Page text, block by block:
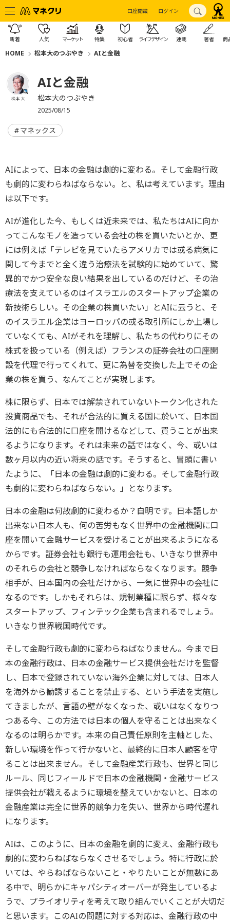
口座開設 ログイン
新着 人気 マーケット 特集 初心者 ライフデザイン 連載 著者 商
HOME 松本大のつぶやき AIと金融
松本 大
AIと金融
松本大のつぶやき
2025/08/15
マネックス
AIによって、日本の金融は劇的に変わる。そして金融行政
も劇的に変わらねばならない。と、私は考えています。理由
は以下です。
AIが進化した今、もしくは近未来では、私たちはAIに向か
ってこんなモノを造っている会社の株を買いたいとか、更
には例えば「テレビを見ていたらアメリカでは或る病気に
関して今までと全く違う治療法を試験的に始めていて、驚
異的でかつ安全な良い結果を出しているのだけど、その治
療法を支えているのはイスラエルのスタートアップ企業の
新技術らしい。その企業の株買いたい」とAIに云うと、そ
のイスラエル企業はヨーロッパの或る取引所にしか上場し
ていなくても、AIがそれを理解し、私たちの代わりにその
株式を扱っている（例えば）フランスの証券会社の口座開
設を代理で行ってくれて、更に為替を交換した上でその企
業の株を買う、なんてことが実現します。
株に限らず、日本では解禁されていないトークン化された
投資商品でも、それが合法的に買える国に於いて、日本国
法的にも合法的に口座を開けるなどして、買うことが出来
るようになります。それは未来の話ではなく、今、或いは
数ヶ月以内の近い将来の話です。そうすると、冒頭に書い
たように、「日本の金融は劇的に変わる。そして金融行政
も劇的に変わらねばならない。」となります。
日本の金融は何故劇的に変わるか？自明です。日本語しか
出来ない日本人も、何の苦労もなく世界中の金融機関に口
座を開いて金融サービスを受けることが出来るようになる
からです。証券会社も銀行も運用会社も、いきなり世界中
のそれらの会社と競争しなければならなくなります。競争
相手が、日本国内の会社だけから、一気に世界中の会社に
なるのです。しかもそれらは、規制業種に限らず、様々な
スタートアップ、フィンテック企業も含まれるでしょう。
いきなり世界戦国時代です。
そして金融行政も劇的に変わらねばなりません。今まで日
本の金融行政は、日本の金融サービス提供会社だけを監督
し、日本で登録されていない海外企業に対しては、日本人
を海外から勧誘することを禁止する、という手法を実施し
てきましたが、言語の壁がなくなった、或いはなくなりつ
つある今、この方法では日本の個人を守ることは出来なく
なるのは明らかです。本来の自己責任原則を主軸とした、
新しい環境を作って行かないと、最終的に日本人顧客を守
ることは出来ません。そして金融産業行政も、世界と同じ
ルール、同じフィールドで日本の金融機関・金融サービス
提供会社が戦えるように環境を整えていかないと、日本の
金融産業は完全に世界的競争力を失い、世界から時代遅れ
になります。
AIは、このように、日本の金融を劇的に変え、金融行政も
劇的に変わらねばならなくさせるでしょう。特に行政に於
いては、やらねばならないこと・やりたいことが無数にあ
る中で、明らかにキャパシティオーバーが発生しているよ
うで、プライオリティを考えて取り組んでいくことが大切だ
と思います。このAIの問題に対する対応は、金融行政の中